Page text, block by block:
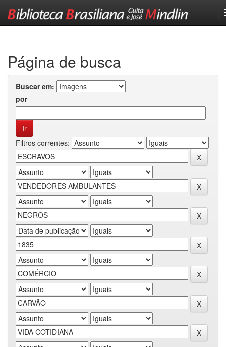
Página de busca
Buscar em:
por
Filtros correntes: